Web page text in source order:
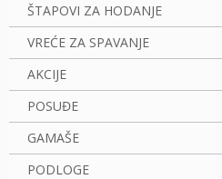
ŠTAPOVI ZA HODANJE
VREĆE ZA SPAVANJE
AKCIJE
POSUĐE
GAMAŠE
PODLOGE